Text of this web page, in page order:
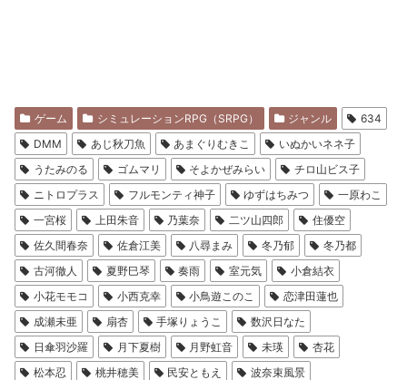
ゲーム シミュレーションRPG（SRPG） ジャンル
634
DMM
あじ秋刀魚 あまぐりむきこ
いぬかいネネ子
うたみのる
ゴムマリ そよかぜみらい
チロ山ビス子
ニトロプラス
フルモンティ神子 ゆずはちみつ
一原わこ
一宮桜
上田朱音 乃葉奈 二ツ山四郎
住優空
佐久間春奈
佐倉江美 八尋まみ 冬乃郁
冬乃都
古河徹人
夏野巳琴 奏雨 室元気
小倉結衣
小花モモコ
小西克幸 小鳥遊このこ
恋津田蓮也
成瀬未亜
扇杏 手塚りょうこ
数沢日なた
日傘羽沙羅
月下夏樹 月野虹音 未瑛
杏花
松本忍
桃井穂美 民安ともえ
波奈束風景